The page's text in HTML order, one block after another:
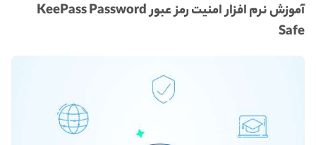
آموزش نرم افزار امنیت رمز عبور KeePass Password
Safe